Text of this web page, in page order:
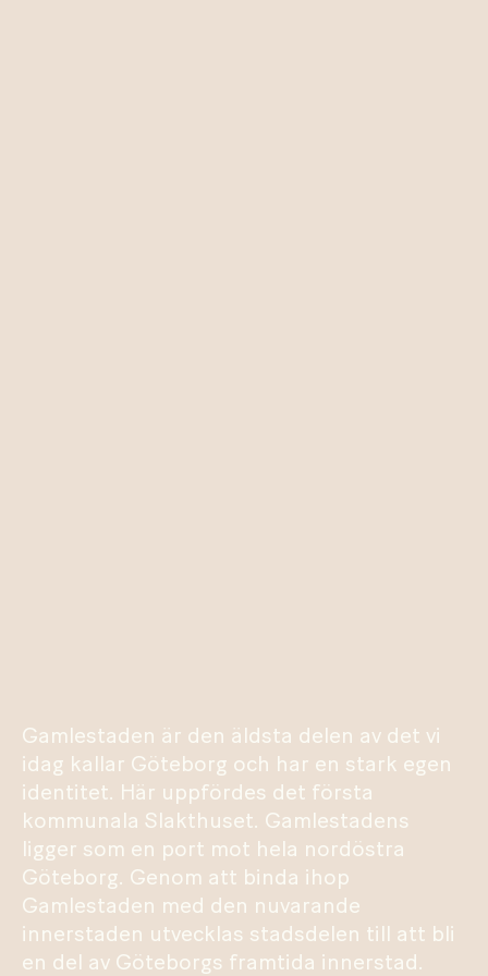
Gamlestaden är den äldsta delen av det vi
idag kallar Göteborg och har en stark egen
identitet. Här uppfördes det första
kommunala Slakthuset. Gamlestadens
ligger som en port mot hela nordöstra
Göteborg. Genom att binda ihop
Gamlestaden med den nuvarande
innerstaden utvecklas stadsdelen till att bli
en del av Göteborgs framtida innerstad.